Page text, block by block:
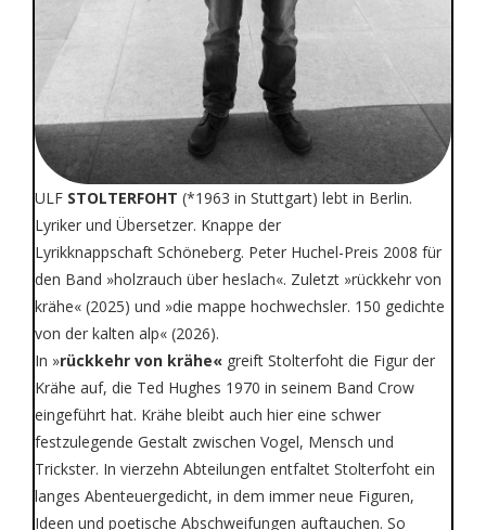
ULF STOLTERFOHT (*1963 in Stuttgart) lebt in Berlin.
Lyriker und Übersetzer. Knappe der
Lyrikknappschaft Schöneberg. Peter Huchel-Preis 2008 für
den Band »holzrauch über heslach«. Zuletzt »rückkehr von
krähe« (2025) und »die mappe hochwechsler. 150 gedichte
von der kalten alp« (2026).
In »rückkehr von krähe« greift Stolterfoht die Figur der
Krähe auf, die Ted Hughes 1970 in seinem Band Crow
eingeführt hat. Krähe bleibt auch hier eine schwer
festzulegende Gestalt zwischen Vogel, Mensch und
Trickster. In vierzehn Abteilungen entfaltet Stolterfoht ein
langes Abenteuergedicht, in dem immer neue Figuren,
Ideen und poetische Abschweifungen auftauchen. So